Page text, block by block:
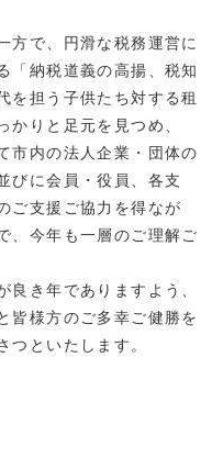
方で、円滑な税務運営に
「納税道義の高揚、税知
を担う子供たち対する租
かりと足元を見つめ、
市内の法人企業・団体の
びに会員・役員、各支
ご支援ご協力を得なが
、今年も一層のご理解ご
良き年でありますよう、
皆様方のご多幸ご健勝を
つといたします。